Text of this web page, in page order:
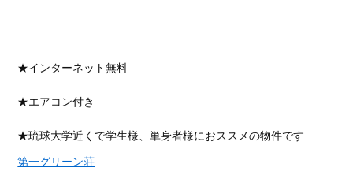
★インターネット無料
★エアコン付き
★琉球大学近くで学生様、単身者様におススメの物件です
第一グリーン荘